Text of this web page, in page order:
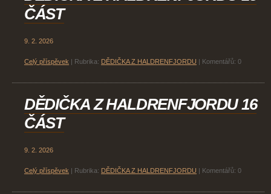
ČÁST
9. 2. 2026
Celý příspěvek Rubrika: DĚDIČKA Z HALDRENFJORDU Komentářů: 0
DĚDIČKA Z HALDRENFJORDU 16
ČÁST
9. 2. 2026
Celý příspěvek Rubrika: DĚDIČKA Z HALDRENFJORDU Komentářů: 0